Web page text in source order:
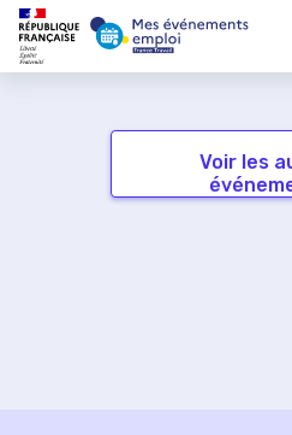
Voir les